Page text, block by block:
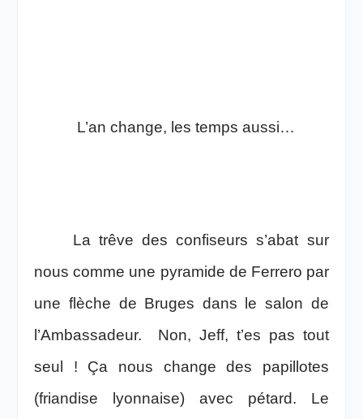
L’an change, les temps aussi…
La trêve des confiseurs s’abat sur
nous comme une pyramide de Ferrero par
une flèche de Bruges dans le salon de
l’Ambassadeur. Non, Jeff, t’es pas tout
seul ! Ça nous change des papillotes
(friandise lyonnaise) avec pétard. Le